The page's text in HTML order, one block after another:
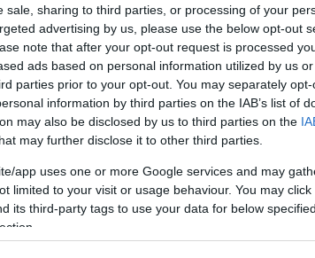
sale, sharing to third parties, or processing of your
advertising by us, please use the below opt-out
note that after your opt-out request is processed
ads based on personal information utilized by us
parties prior to your opt-out. You may separately
information by third parties on the IAB’s list of
may also be disclosed by us to third parties on the
may further disclose it to other third parties.
app uses one or more Google services and may
limited to your visit or usage behaviour. You may
its third-party tags to use your data for below